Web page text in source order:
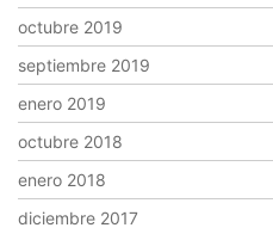
octubre 2019
septiembre 2019
enero 2019
octubre 2018
enero 2018
diciembre 2017